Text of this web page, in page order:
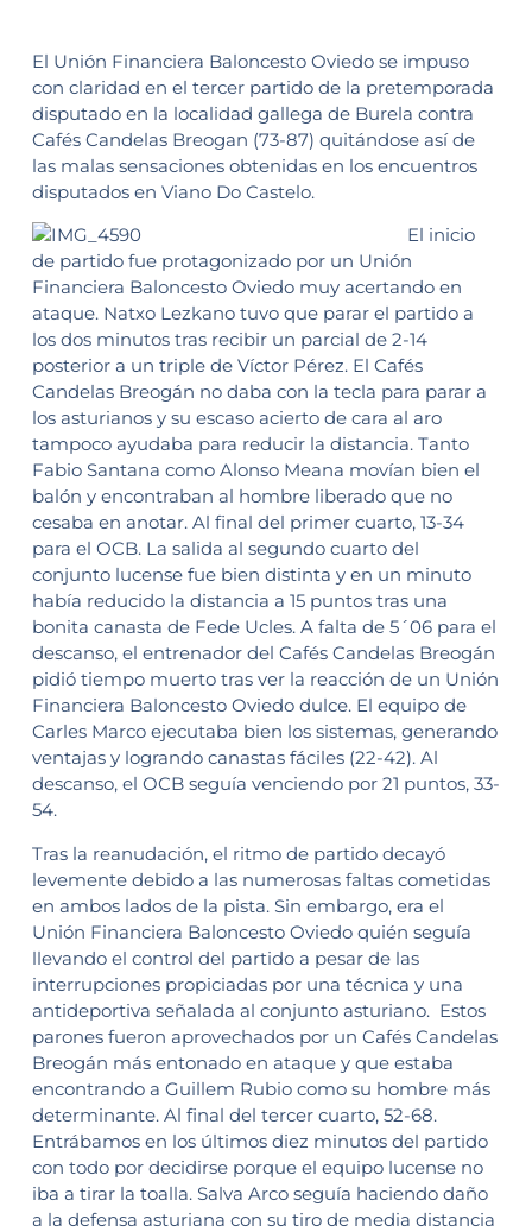
El Unión Financiera Baloncesto Oviedo se impuso
con claridad en el tercer partido de la pretemporada
disputado en la localidad gallega de Burela contra
Cafés Candelas Breogan (73-87) quitándose así de
las malas sensaciones obtenidas en los encuentros
disputados en Viano Do Castelo.
El inicio
de partido fue protagonizado por un Unión
Financiera Baloncesto Oviedo muy acertando en
ataque. Natxo Lezkano tuvo que parar el partido a
los dos minutos tras recibir un parcial de 2-14
posterior a un triple de Víctor Pérez. El Cafés
Candelas Breogán no daba con la tecla para parar a
los asturianos y su escaso acierto de cara al aro
tampoco ayudaba para reducir la distancia. Tanto
Fabio Santana como Alonso Meana movían bien el
balón y encontraban al hombre liberado que no
cesaba en anotar. Al final del primer cuarto, 13-34
para el OCB. La salida al segundo cuarto del
conjunto lucense fue bien distinta y en un minuto
había reducido la distancia a 15 puntos tras una
bonita canasta de Fede Ucles. A falta de 5´06 para el
descanso, el entrenador del Cafés Candelas Breogán
pidió tiempo muerto tras ver la reacción de un Unión
Financiera Baloncesto Oviedo dulce. El equipo de
Carles Marco ejecutaba bien los sistemas, generando
ventajas y logrando canastas fáciles (22-42). Al
descanso, el OCB seguía venciendo por 21 puntos, 33-
54.
Tras la reanudación, el ritmo de partido decayó
levemente debido a las numerosas faltas cometidas
en ambos lados de la pista. Sin embargo, era el
Unión Financiera Baloncesto Oviedo quién seguía
llevando el control del partido a pesar de las
interrupciones propiciadas por una técnica y una
antideportiva señalada al conjunto asturiano. Estos
parones fueron aprovechados por un Cafés Candelas
Breogán más entonado en ataque y que estaba
encontrando a Guillem Rubio como su hombre más
determinante. Al final del tercer cuarto, 52-68.
Entrábamos en los últimos diez minutos del partido
con todo por decidirse porque el equipo lucense no
iba a tirar la toalla. Salva Arco seguía haciendo daño
a la defensa asturiana con su tiro de media distancia